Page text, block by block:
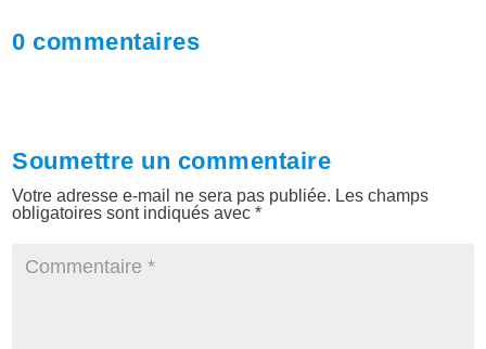
0 commentaires
Soumettre un commentaire
Votre adresse e-mail ne sera pas publiée. Les champs
obligatoires sont indiqués avec*